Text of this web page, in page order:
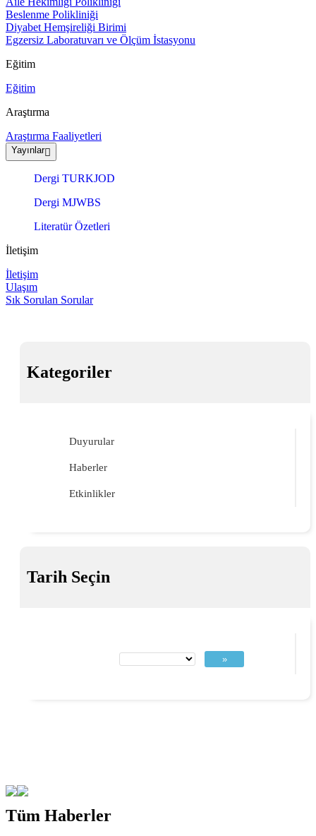
Beslenme Polikliniği
Diyabet Hemşireliği Birimi
Egzersiz Laboratuvarı ve Ölçüm İstasyonu
Eğitim
Eğitim
Araştırma
Araştırma Faaliyetleri
Yayınlar
Dergi TURKJOD
Dergi MJWBS
Literatür Özetleri
İletişim
İletişim
Ulaşım
Sık Sorulan Sorular
Kategoriler
Duyurular
Haberler
Etkinlikler
Tarih Seçin
»
Tüm Haberler